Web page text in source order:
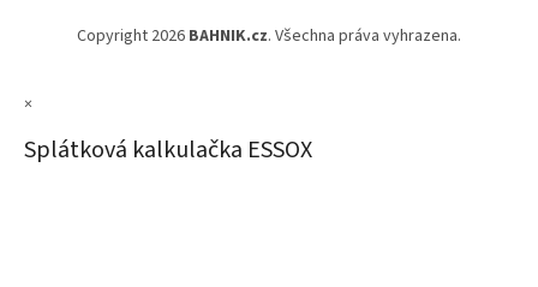
Copyright 2026 BAHNIK.cz. Všechna práva vyhrazena.
×
Splátková kalkulačka ESSOX